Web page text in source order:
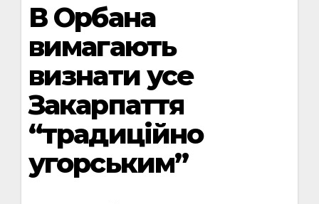
В Орбана
вимагають
визнати усе
Закарпаття
“традиційно
угорським”